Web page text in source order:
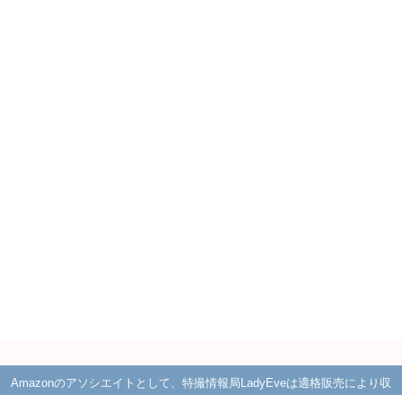
Amazonのアソシエイトとして、特撮情報局LadyEveは適格販売により収